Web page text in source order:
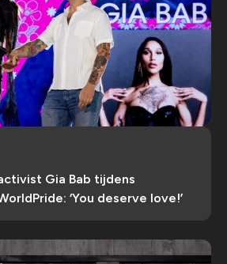
Gia Bab tijdens
‘You deserve love!’